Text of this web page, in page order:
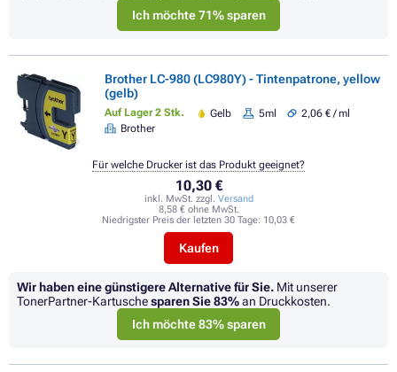
Ich möchte 71% sparen
Brother LC-980 (LC980Y) - Tintenpatrone, yellow
(gelb)
Auf Lager 2 Stk. Gelb 5ml
2,06 € / ml
Brother
10,30 €
inkl. MwSt. zzgl. Versand
8,58 € ohne MwSt.
Niedrigster Preis der letzten 30 Tage: 10,03 €
Kaufen
Für welche Drucker ist das Produkt geeignet?
Wir haben eine günstigere Alternative für Sie. Mit unserer
TonerPartner-Kartuschesparen Sie83%an Druckkosten.
Ich möchte 83% sparen